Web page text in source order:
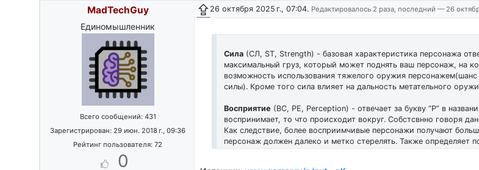
MadTechGuy
Единомышленник
Всего сообщений: 431
Зарегистрирован: 29 июн. 2018 г., 09:36
Рейтинг пользователя: 72
0
26 октября 2025 г., 07:04. Редактировалось 2 раза, последний — 26
Сила (СЛ, ST, Strength) - базовая характеристика персонажа
максимальный груз, который может поднять ваш персонаж, на
возможность использования тяжелого оружия
силы). Кроме того сила влияет на дальность метательного
Восприятие (ВС, PE, Perception) - отвечает за букву “P” в
воспринимает, то что происходит вокруг. Собстсвнно говоря
Как следствие, более восприимчивые персонажи получают
персонаж должен далеко и метко стерелять. Также определяет